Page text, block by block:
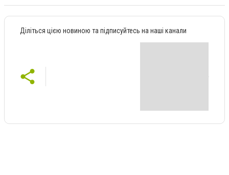
Діліться цією новиною та підписуйтесь на наші канали